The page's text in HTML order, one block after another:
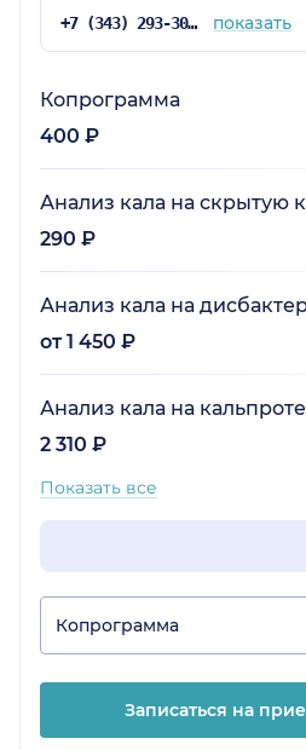
было бежать к другому
без проблем, ехали по
понравилось: чётко,
суеты.
+7 (343) 293-30-81 показать
Копрограмма
400 ₽
Анализ кала на скрытую
290 ₽
Анализ кала на
от 1 450 ₽
Анализ кала на
2 310 ₽
Показать все
Копрограмма
Записаться на